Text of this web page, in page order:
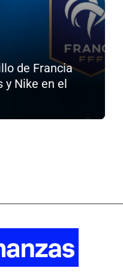
de Francia
y Nike en el